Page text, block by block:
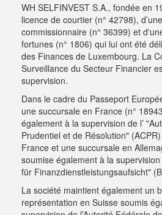
WH SELFINVEST S.A., fondée en
licence de courtier (n° 42798),
commissionnaire (n° 36399) et
fortunes (n° 1806) qui lui ont été
des Finances de Luxembourg. La
Surveillance du Secteur Financier
supervision.
Dans le cadre du Passeport
une succursale en France (n°
également à la supervision de l’
Prudentiel et de Résolution"
France et une succursale en
soumise également à la
für Finanzdienstleistungsaufsicht"
La société maintient également un
représentation en Suisse soumis